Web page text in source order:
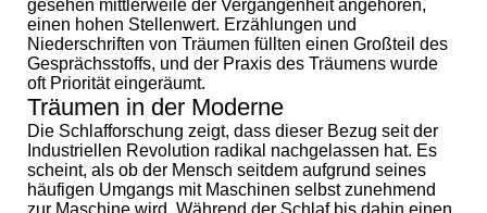
gesehen mittlerweile der Vergangenheit angehören,
einen hohen Stellenwert. Erzählungen und
Niederschriften von Träumen füllten einen Großteil des
Gesprächsstoffs, und der Praxis des Träumens wurde
oft Priorität eingeräumt.
Träumen in der Moderne
Die Schlafforschung zeigt, dass dieser Bezug seit der
Industriellen Revolution radikal nachgelassen hat. Es
scheint, als ob der Mensch seitdem aufgrund seines
häufigen Umgangs mit Maschinen selbst zunehmend
zur Maschine wird. Während der Schlaf bis dahin einen